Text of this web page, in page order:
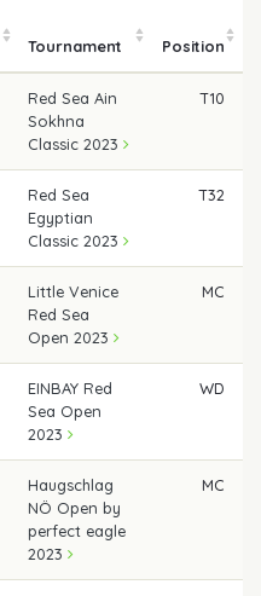
Tournament Position
Red Sea Ain
Sokhna
Classic 2023
T10
Red Sea
Egyptian
Classic 2023
T32
Little Venice
Red Sea
Open 2023
MC
EINBAY Red
Sea Open
2023
WD
Haugschlag
NÖ Open by
perfect eagle
2023
MC